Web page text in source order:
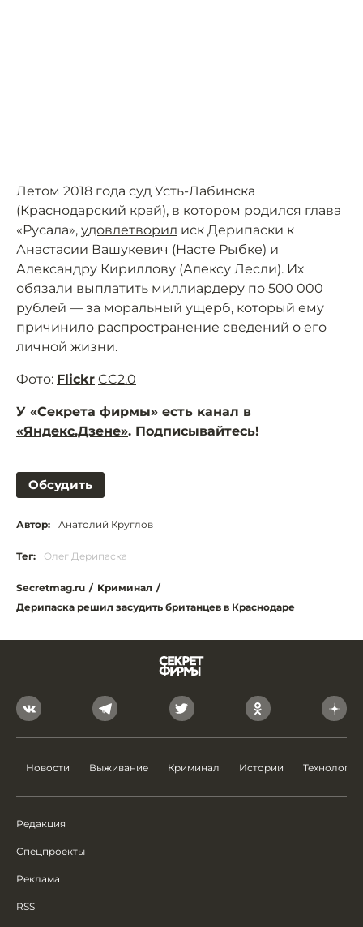
Летом 2018 года суд Усть-Лабинска
(Краснодарский край), в котором родился глава
«Русала», удовлетворил иск Дерипаски к
Анастасии Вашукевич (Насте Рыбке) и
Александру Кириллову (Алексу Лесли). Их
обязали выплатить миллиардеру по 500 000
рублей — за моральный ущерб, который ему
причинило распространение сведений о его
личной жизни.
Фото: Flickr CC2.0
У «Секрета фирмы» есть канал в
«Яндекс.Дзене». Подписывайтесь!
Обсудить
Автор: Анатолий Круглов
Тег: Олег Дерипаска
Secretmag.ru / Криминал /
Дерипаска решил засудить британцев в Краснодаре
Новости Выживание Криминал Истории Технологии
Редакция
Спецпроекты
Реклама
RSS